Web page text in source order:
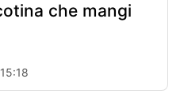
che mangi